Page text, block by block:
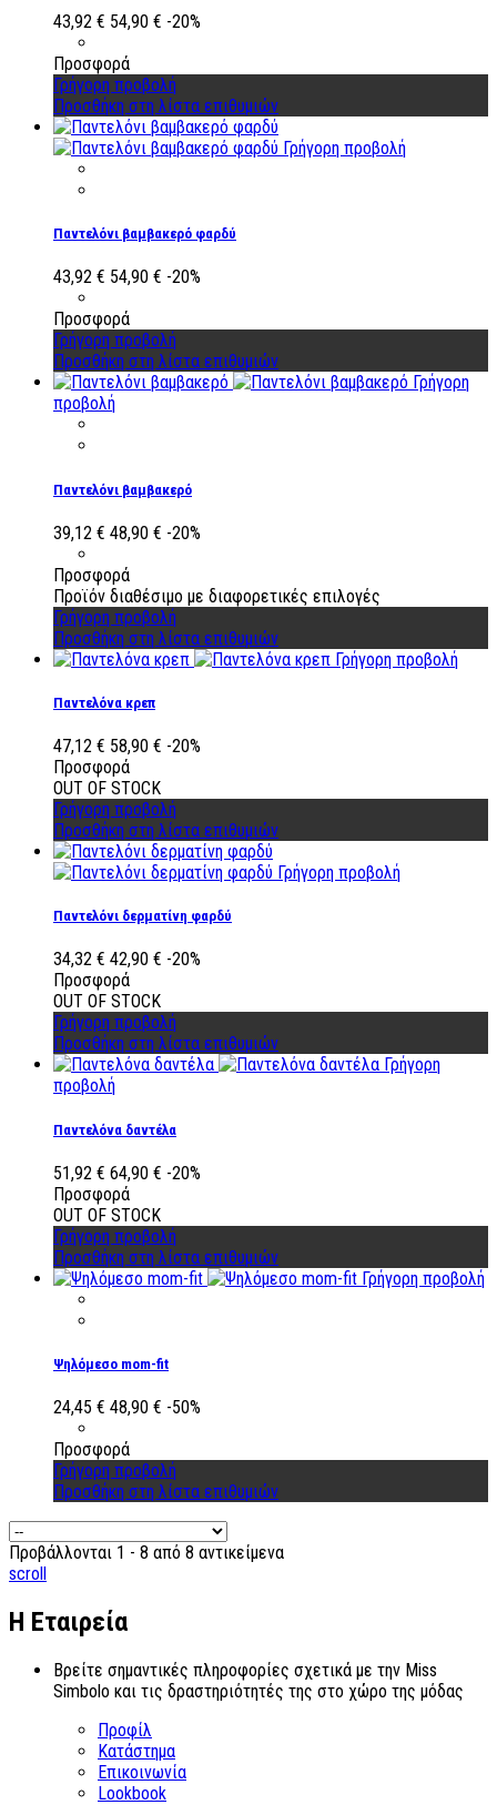
43,92 € 54,90 € -20%
Προσφορά
Γρήγορη προβολή
Προσθήκη στη λίστα επιθυμιών
Γρήγορη προβολή
Παντελόνι βαμβακερό φαρδύ
43,92 € 54,90 € -20%
Προσφορά
Γρήγορη προβολή
Προσθήκη στη λίστα επιθυμιών
Γρήγορη
προβολή
Παντελόνι βαμβακερό
39,12 € 48,90 € -20%
Προσφορά
Προϊόν διαθέσιμο με διαφορετικές επιλογές
Γρήγορη προβολή
Προσθήκη στη λίστα επιθυμιών
Γρήγορη προβολή
Παντελόνα κρεπ
47,12 € 58,90 € -20%
Προσφορά
OUT OF STOCK
Γρήγορη προβολή
Προσθήκη στη λίστα επιθυμιών
Γρήγορη προβολή
Παντελόνι δερματίνη φαρδύ
34,32 € 42,90 € -20%
Προσφορά
OUT OF STOCK
Γρήγορη προβολή
Προσθήκη στη λίστα επιθυμιών
Γρήγορη
προβολή
Παντελόνα δαντέλα
51,92 € 64,90 € -20%
Προσφορά
OUT OF STOCK
Γρήγορη προβολή
Προσθήκη στη λίστα επιθυμιών
Γρήγορη προβολή
Ψηλόμεσο mom-fit
24,45 € 48,90 € -50%
Προσφορά
Γρήγορη προβολή
Προσθήκη στη λίστα επιθυμιών
Προβάλλονται 1 - 8 από 8 αντικείμενα
scroll
Η Εταιρεία
Βρείτε σημαντικές πληροφορίες σχετικά με την Miss
Simbolo και τις δραστηριότητές της στο χώρο της μόδας
Προφίλ
Κατάστημα
Επικοινωνία
Lookbook